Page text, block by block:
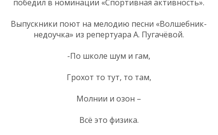
победил в номинации «Спортивная активность».
Выпускники поют на мелодию песни «Волшебник-
недоучка» из репертуара А. Пугачёвой.
-По школе шум и гам,
Грохот то тут, то там,
Молнии и озон –
Всё это физика.